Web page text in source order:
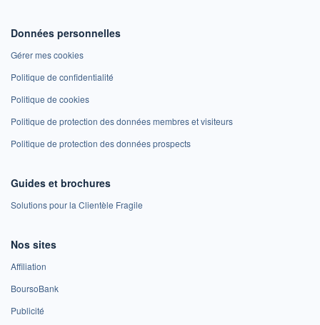
Données personnelles
Gérer mes cookies
Politique de confidentialité
Politique de cookies
Politique de protection des données membres et visiteurs
Politique de protection des données prospects
Guides et brochures
Solutions pour la Clientèle Fragile
Nos sites
Affiliation
BoursoBank
Publicité